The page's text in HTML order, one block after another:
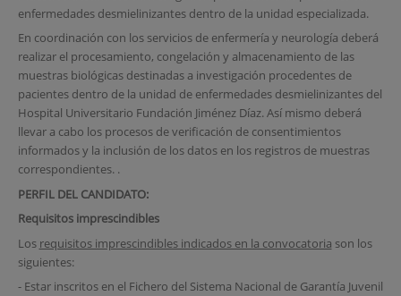
enfermedades desmielinizantes dentro de la unidad especializada.
En coordinación con los servicios de enfermería y neurología deberá
realizar el procesamiento, congelación y almacenamiento de las
muestras biológicas destinadas a investigación procedentes de
pacientes dentro de la unidad de enfermedades desmielinizantes del
Hospital Universitario Fundación Jiménez Díaz. Así mismo deberá
llevar a cabo los procesos de verificación de consentimientos
informados y la inclusión de los datos en los registros de muestras
correspondientes. .
PERFIL DEL CANDIDATO:
Requisitos imprescindibles
Los requisitos imprescindibles indicados en la convocatoria son los
siguientes:
- Estar inscritos en el Fichero del Sistema Nacional de Garantía Juvenil